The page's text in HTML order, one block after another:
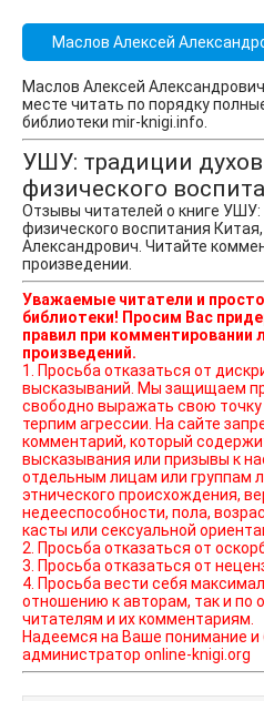
Маслов Алексей
Маслов Алексей
месте читать по порядку
библиотеки mir-knigi.info.
УШУ: традиции
физического
Отзывы читателей о книге УШУ:
физического воспитания
Александрович. Читайте
произведении.
Уважаемые читатели и
библиотеки! Просим Вас
правил при комментировании
произведений.
1. Просьба отказаться от
высказываний. Мы защищаем право наших читателей
свободно выражать свою
терпим агрессии. На сайте
комментарий, который
высказывания или призывы к
отдельным лицам или группам
этнического происхождения,
недееспособности, пола,
касты или сексуальной
2. Просьба отказаться от
3. Просьба отказаться от
4. Просьба вести себя
отношению к авторам, так и по
читателям и их комментариям.
Надеемся на Ваше понимание и
администратор online-knigi.org